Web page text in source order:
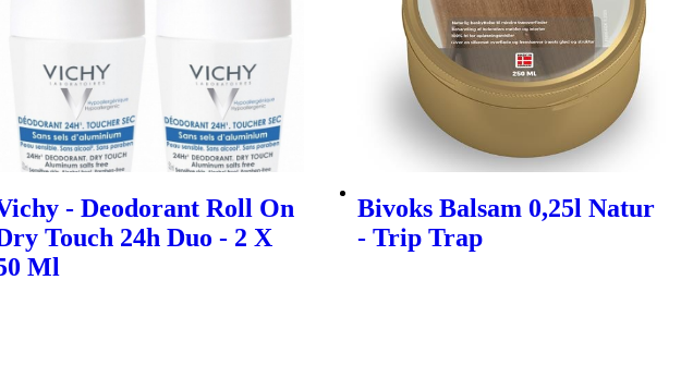
- Deodorant Roll On
Touch 24h Duo - 2 X
Ml
Bivoks Balsam 0,25l Natur
- Trip Trap